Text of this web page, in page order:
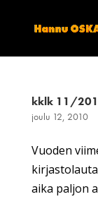
kklk 11/
joulu 12, 2010
Vuoden
aika paljon